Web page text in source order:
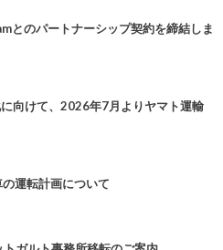
とのパートナーシップ契約を締結しま
に向けて、2026年7月よりヤマト運輸
運転計画について